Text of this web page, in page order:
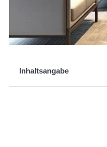
Inhaltsangabe